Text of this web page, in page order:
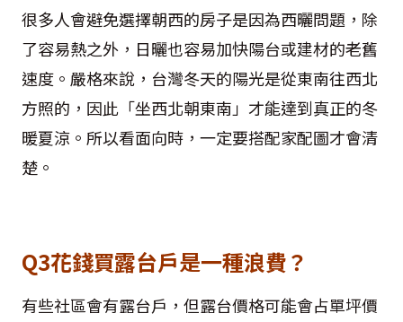
很多人會避免選擇朝西的房子是因為西曬問題，除
了容易熱之外，日曬也容易加快陽台或建材的老舊
速度。嚴格來說，台灣冬天的陽光是從東南往西北
方照的，因此「坐西北朝東南」才能達到真正的冬
暖夏涼。所以看面向時，一定要搭配家配圖才會清
楚。
Q3花錢買露台戶是一種浪費？
有些社區會有露台戶，但露台價格可能會占單坪價